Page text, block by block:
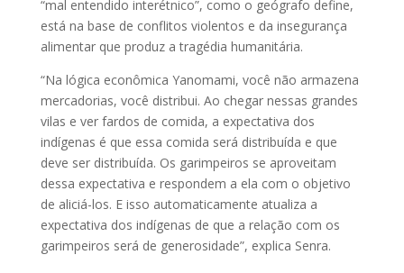
“mal entendido interétnico”, como o geógrafo define,
está na base de conflitos violentos e da insegurança
alimentar que produz a tragédia humanitária.
“Na lógica econômica Yanomami, você não armazena
mercadorias, você distribui. Ao chegar nessas grandes
vilas e ver fardos de comida, a expectativa dos
indígenas é que essa comida será distribuída e que
deve ser distribuída. Os garimpeiros se aproveitam
dessa expectativa e respondem a ela com o objetivo
de aliciá-los. E isso automaticamente atualiza a
expectativa dos indígenas de que a relação com os
garimpeiros será de generosidade”, explica Senra.